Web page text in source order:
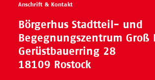
Anschrift & Kontakt
Börgerhus Stadtteil- und
Begegnungszentrum Groß
Gerüstbauerring 28
18109 Rostock